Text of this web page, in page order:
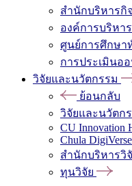
สำนักบริหารกิ
องค์การบริหา
ศูนย์การศึกษา
การประเมินอ
วิจัยและนวัตกรรม
ย้อนกลับ
วิจัยและนวัตก
CU Innovation
Chula DigiVerse
สำนักบริหารวิ
ทุนวิจัย